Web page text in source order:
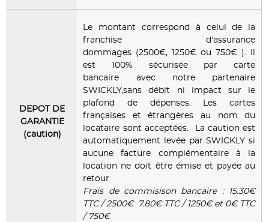
DEPOT DE
GARANTIE
(caution)
Le montant correspond à celui de la
franchise d'assurance
dommages (2500€, 1250€ ou 750€ ). Il
est 100% sécurisée par carte
bancaire avec notre partenaire
SWICKLY,sans débit ni impact sur le
plafond de dépenses. Les cartes
françaises et étrangères au nom du
locataire sont acceptées. La caution est
automatiquement levée par SWICKLY si
aucune facture complémentaire à la
location ne doit être émise et payée au
retour.
Frais de commisison bancaire : 15.30€
TTC / 2500€ 7.80€ TTC / 1250€ et 0€ TTC
/ 750€